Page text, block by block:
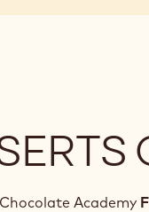
Academy